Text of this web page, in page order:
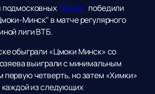
подмосковных"Химок"победили
Минск" в матче регулярного
лиги ВТБ.
обыграли «Цмоки Минск» со
выиграли с минимальным
первую четверть, но затем «Химки»
каждой из следующих